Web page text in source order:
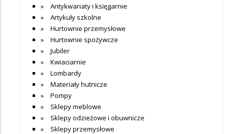
Antykwariaty i księgarnie
Artykuły szkolne
Hurtownie przemysłowe
Hurtownie spożywcze
Jubiler
Kwiaciarnie
Lombardy
Materiały hutnicze
Pompy
Sklepy meblowe
Sklepy odzieżowe i obuwnicze
Sklepy przemysłowe